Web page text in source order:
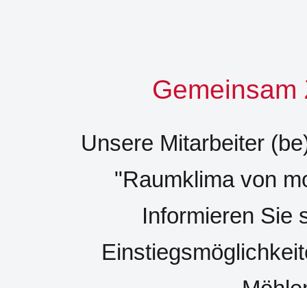
Unsere Mitarbeiter
"Raumklima von
Informieren Sie